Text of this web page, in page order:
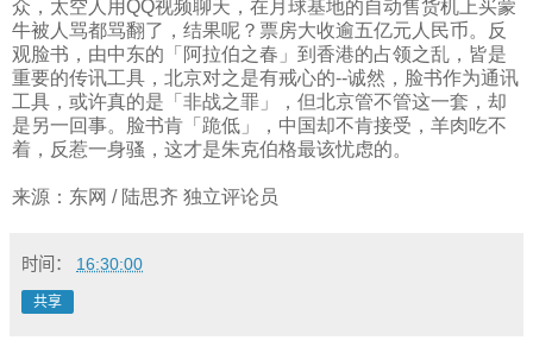
众，太空人用QQ视频聊天，在月球基地的自动售货机上买蒙
牛被人骂都骂翻了，结果呢？票房大收逾五亿元人民币。反
观脸书，由中东的「阿拉伯之春」到香港的占领之乱，皆是
重要的传讯工具，北京对之是有戒心的--诚然，脸书作为通讯
工具，或许真的是「非战之罪」，但北京管不管这一套，却
是另一回事。脸书肯「跪低」，中国却不肯接受，羊肉吃不
着，反惹一身骚，这才是朱克伯格最该忧虑的。
来源：东网 / 陆思齐 独立评论员
时间： 16:30:00
共享